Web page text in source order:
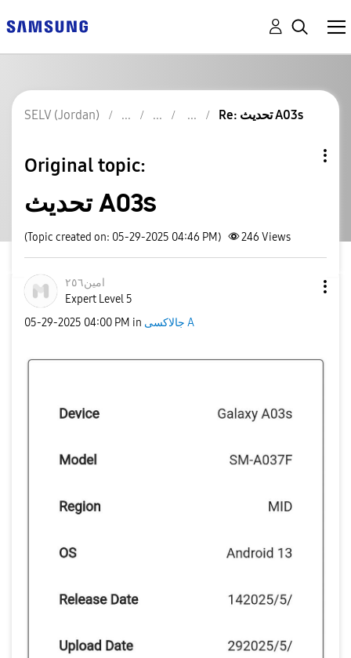
SELV (Jordan) Re: تحديث A03s
Original topic:
تحديث A03s
(Topic created on: 05-29-2025 04:46 PM) 246 Views
امين٢٥٦
Expert Level 5
‎05-29-2025 04:00 PM in جالاكسى A